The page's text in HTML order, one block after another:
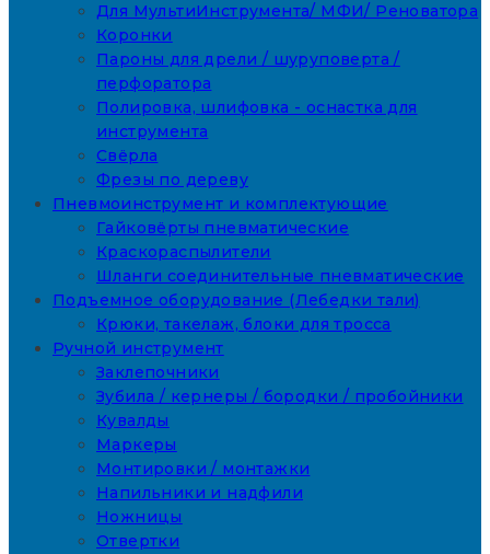
Для МультиИнструмента/ МФИ/ Реноватора
Коронки
Пароны для дрели / шуруповерта /
перфоратора
Полировка, шлифовка - оснастка для
инструмента
Свёрла
Фрезы по дереву
Пневмоинструмент и комплектующие
Гайковёрты пневматические
Краскораспылители
Шланги соединительные пневматические
Подъемное оборудование (Лебедки тали)
Крюки, такелаж, блоки для тросса
Ручной инструмент
Заклепочники
Зубила / кернеры / бородки / пробойники
Кувалды
Маркеры
Монтировки / монтажки
Напильники и надфили
Ножницы
Отвертки